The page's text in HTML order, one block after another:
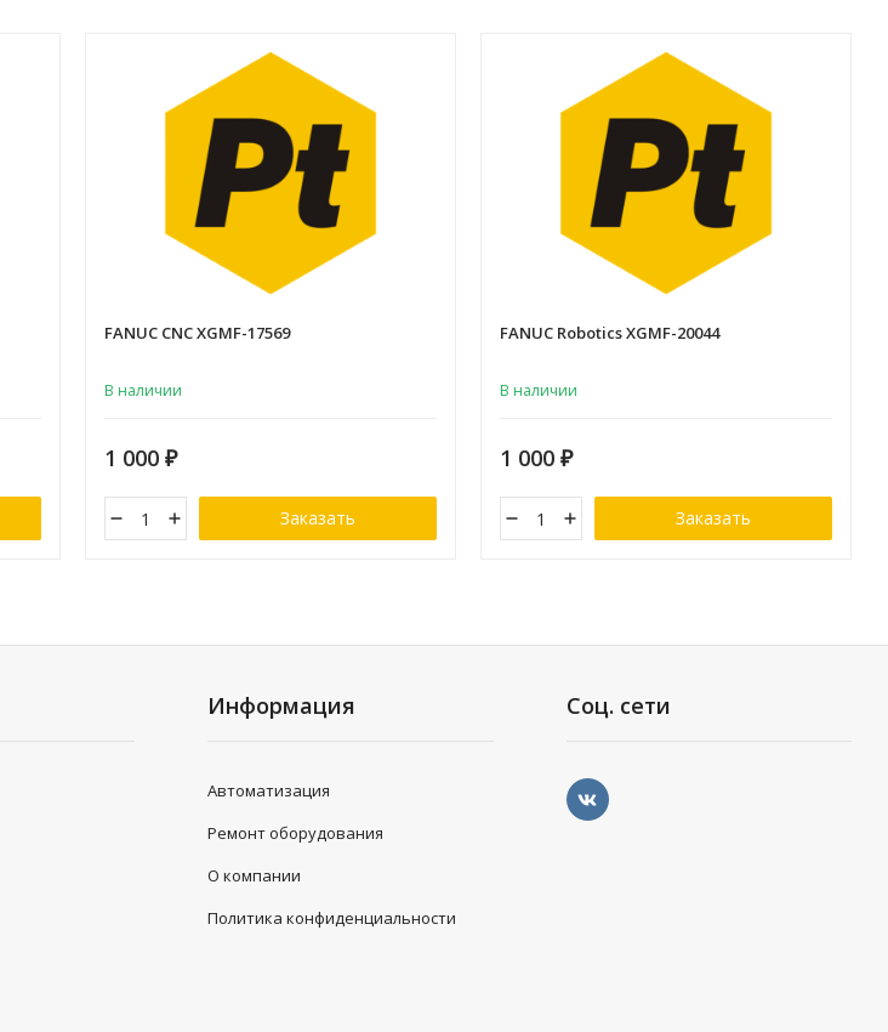
FANUC CNC XGMF-17569
В наличии
1 000 ₽
Заказать
FANUC Robotics XGMF-20044
В наличии
1 000 ₽
Заказать
Информация
Автоматизация
Ремонт оборудования
О компании
Политика конфиденциальности
Соц. сети